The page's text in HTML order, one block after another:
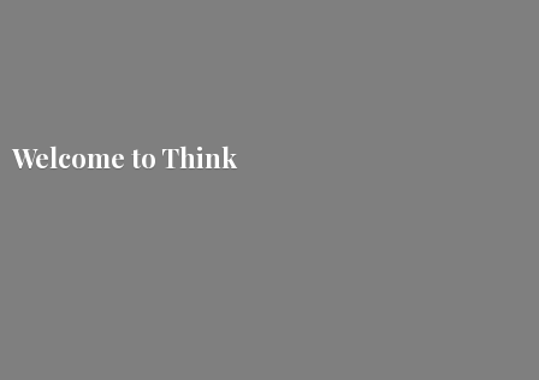
Welcome to Think